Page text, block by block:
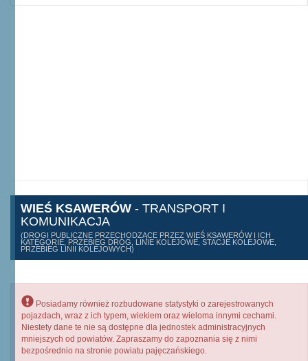
WIEŚ KSAWERÓW - TRANSPORT I
KOMUNIKACJA
(DROGI PUBLICZNE PRZECHODZĄCE PRZEZ WIEŚ KSAWERÓW I ICH
KATEGORIE, PRZEBIEG DRÓG, LINIE KOLEJOWE, STACJE KOLEJOWE,
PRZEBIEG LINII KOLEJOWYCH)
Posiadamy również rozbudowane statystyki o zarejestrowanych
pojazdach, wraz z ich typem, wiekiem oraz wieloma innymi cechami.
Niestety dane te nie są dostępne dla jednostek administracyjnych
mniejszych od powiatów. Zapraszamy do zapoznania się z nimi
bezpośrednio na stronie powiatu pajęczańskiego.